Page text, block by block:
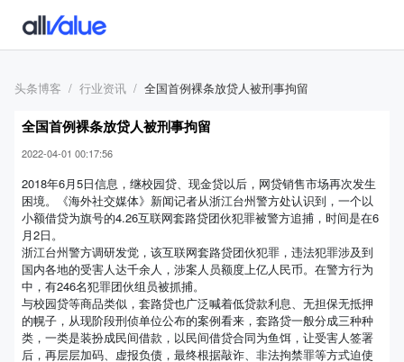
头条博客 行业资讯 全国首例裸条放贷人被刑事拘留
全国首例裸条放贷人被刑事拘留
2022-04-01 00:17:56
2018年6月5日信息，继校园贷、现金贷以后，网贷销售市场再次发生
困境。《海外社交媒体》新闻记者从浙江台州警方处认识到，一个以
小额借贷为旗号的4.26互联网套路贷团伙犯罪被警方追捕，时间是在6
月2日。
浙江台州警方调研发觉，该互联网套路贷团伙犯罪，违法犯罪涉及到
国内各地的受害人达千余人，涉案人员额度上亿人民币。在警方行为
中，有246名犯罪团伙组员被抓捕。
与校园贷等商品类似，套路贷也广泛喊着低贷款利息、无担保无抵押
的幌子，从现阶段刑侦单位公布的案例看来，套路贷一般分成三种种
类，一类是装扮成民间借款，以民间借贷合同为鱼饵，让受害人签署
后，再层层加码、虚报负债，最终根据敲诈、非法拘禁罪等方式迫使